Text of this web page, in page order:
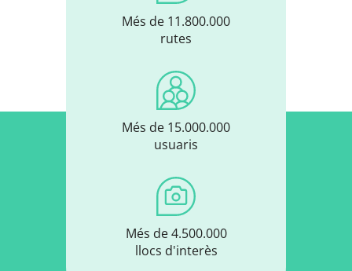
Més de 11.800.000
rutes
Més de 15.000.000
usuaris
Més de 4.500.000
llocs d'interès